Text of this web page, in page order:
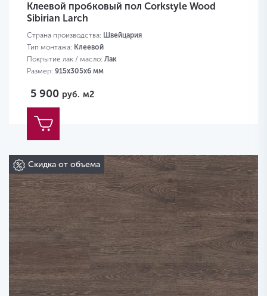
Клеевой пробковый пол Corkstyle Wood
Sibirian Larch
Страна производства: Швейцария
Тип монтажа: Клеевой
Покрытие лак / масло: Лак
Размер: 915х305х6 мм
5 900 руб. м2
Скидка от объема